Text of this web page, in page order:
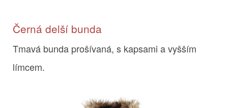
Černá delší bunda
Tmavá bunda prošívaná, s kapsami a vyšším
límcem.